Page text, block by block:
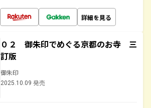
詳細を見る
０２ 御朱印でめぐる京都のお寺 三
訂版
御朱印
2025.10.09 発売